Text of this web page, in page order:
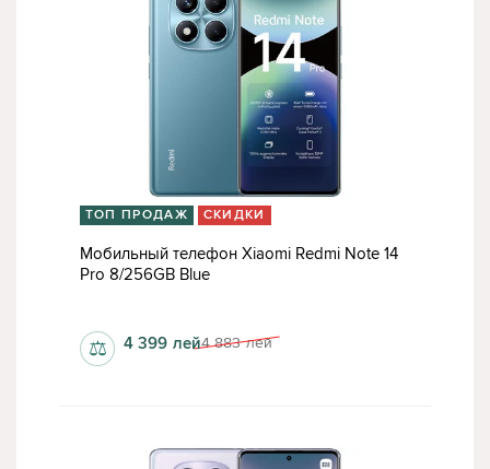
ТОП ПРОДАЖ СКИДКИ
Мобильный телефон Xiaomi Redmi Note 14
Pro 8/256GB Blue
1080 x 2400 пкс 4 883 лей
4 399 лей
⚖